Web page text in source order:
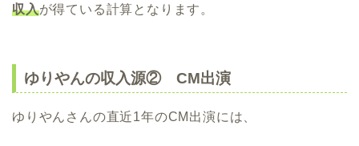
収入が得ている計算となります。
ゆりやんの収入源② CM出演
ゆりやんさんの直近1年のCM出演には、